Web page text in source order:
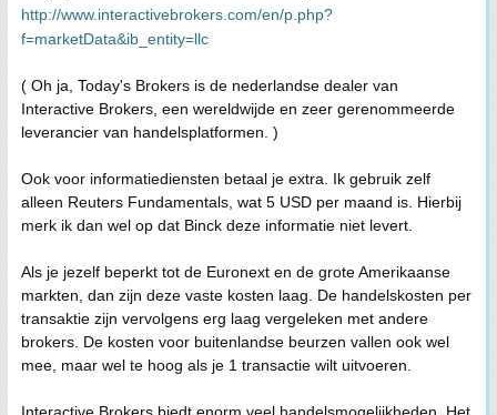
http://www.interactivebrokers.com/en/p.php?
f=marketData&ib_entity=llc
( Oh ja, Today's Brokers is de nederlandse dealer van
Interactive Brokers, een wereldwijde en zeer gerenommeerde
leverancier van handelsplatformen. )
Ook voor informatiediensten betaal je extra. Ik gebruik zelf
alleen Reuters Fundamentals, wat 5 USD per maand is. Hierbij
merk ik dan wel op dat Binck deze informatie niet levert.
Als je jezelf beperkt tot de Euronext en de grote Amerikaanse
markten, dan zijn deze vaste kosten laag. De handelskosten per
transaktie zijn vervolgens erg laag vergeleken met andere
brokers. De kosten voor buitenlandse beurzen vallen ook wel
mee, maar wel te hoog als je 1 transactie wilt uitvoeren.